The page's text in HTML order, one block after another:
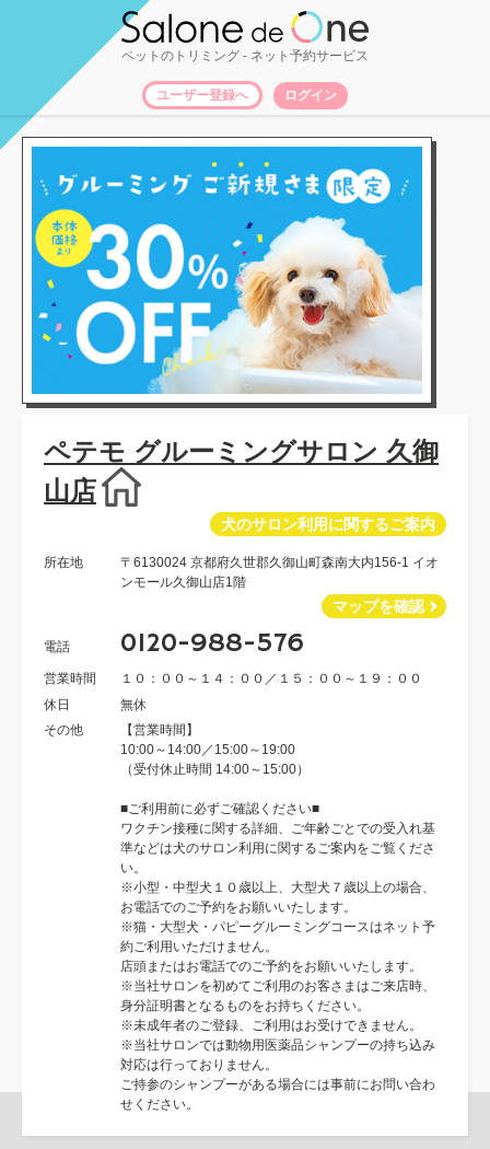
ペットのトリミング - ネット予約サービス
ユーザー登録へ ログイン
ペテモ グルーミングサロン 久御
山店
犬のサロン利用に関するご案内
所在地
〒6130024 京都府久世郡久御山町森南大内156-1 イオ
ンモール久御山店1階
マップを確認
電話 0120-988-576
営業時間 １０：００～１４：００／１５：００～１９：００
休日
無休
その他
【営業時間】
10:00～14:00／15:00～19:00
（受付休止時間 14:00～15:00）
■ご利用前に必ずご確認ください■
ワクチン接種に関する詳細、ご年齢ごとでの受入れ基
準などは犬のサロン利用に関するご案内をご覧くださ
い。
※小型・中型犬１０歳以上、大型犬７歳以上の場合、
お電話でのご予約をお願いいたします。
※猫・大型犬・パピーグルーミングコースはネット予
約ご利用いただけません。
店頭またはお電話でのご予約をお願いいたします。
※当社サロンを初めてご利用のお客さまはご来店時、
身分証明書となるものをお持ちください。
※未成年者のご登録、ご利用はお受けできません。
※当社サロンでは動物用医薬品シャンプーの持ち込み
対応は行っておりません。
ご持参のシャンプーがある場合には事前にお問い合わ
せください。